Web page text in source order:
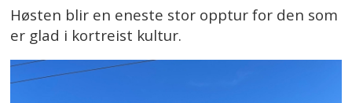
Høsten blir en eneste stor opptur for den som
er glad i kortreist kultur.